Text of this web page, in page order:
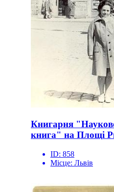
Книгарня
книга" на Площі
ID: 858
Місце: Львів